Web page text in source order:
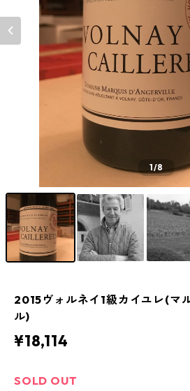
1/8
2015ヴォルネイ1級カイユレ(マ
ル)
¥18,114
SOLD OUT